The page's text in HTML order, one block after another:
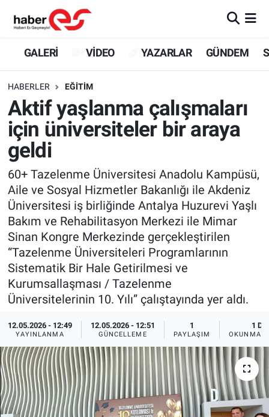
GALERİ VİDEO YAZARLAR GÜNDEM
HABERLER EĞİTİM
Aktif yaşlanma çalışmaları
için üniversiteler bir araya
geldi
60+ Tazelenme Üniversitesi Anadolu Kampüsü,
Aile ve Sosyal Hizmetler Bakanlığı ile Akdeniz
Üniversitesi iş birliğinde Antalya Huzurevi Yaşlı
Bakım ve Rehabilitasyon Merkezi ile Mimar
Sinan Kongre Merkezinde gerçekleştirilen
“Tazelenme Üniversiteleri Programlarının
Sistematik Bir Hale Getirilmesi ve
Kurumsallaşması / Tazelenme
Üniversitelerinin 10. Yılı” çalıştayında yer aldı.
12.05.2026 - 12:49
YAYINLANMA
12.05.2026 - 12:51
GÜNCELLEME
1
PAYLAŞIM
1 DK
OKUNMA
GALERİ
YAZARLAR
GÜNDEM
SİYASET
TEKNOLOJİ
EKONOMİ
SPOR
ASAYİŞ
Eskişehir Nöbetçi Eczaneler
Eskişehir Trafik Yoğunluk Haritası
Süper Lig Puan Durumu ve Fikstür
Tüm Manşetler
Son Dakika Haberleri
Haber Arşivi